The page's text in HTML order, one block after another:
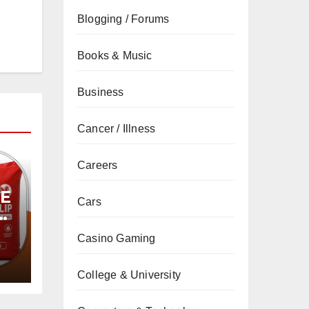
Blogging / Forums
Books & Music
Business
Cancer / Illness
Careers
Cars
Casino Gaming
College & University